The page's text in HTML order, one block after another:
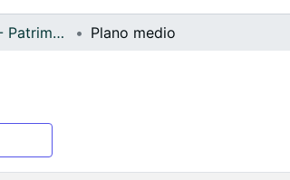
FCCV - Retrato - Patrimonial Plano medio